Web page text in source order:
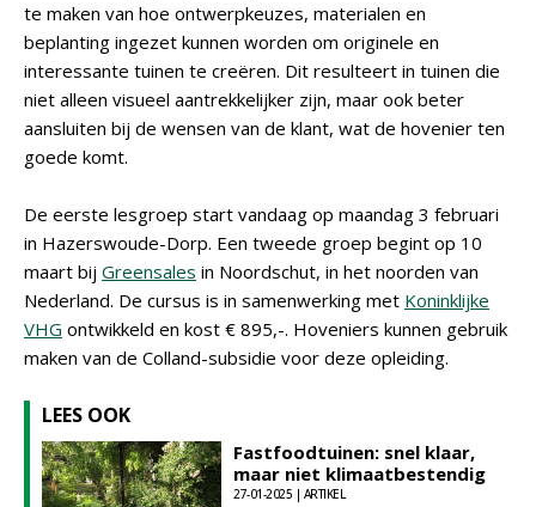
te maken van hoe ontwerpkeuzes, materialen en
beplanting ingezet kunnen worden om originele en
interessante tuinen te creëren. Dit resulteert in tuinen die
niet alleen visueel aantrekkelijker zijn, maar ook beter
aansluiten bij de wensen van de klant, wat de hovenier ten
goede komt.
De eerste lesgroep start vandaag op maandag 3 februari
in Hazerswoude-Dorp. Een tweede groep begint op 10
maart bij Greensales in Noordschut, in het noorden van
Nederland. De cursus is in samenwerking met Koninklijke
VHG ontwikkeld en kost € 895,-. Hoveniers kunnen gebruik
maken van de Colland-subsidie voor deze opleiding.
LEES OOK
Fastfoodtuinen: snel klaar,
maar niet klimaatbestendig
27-01-2025 | ARTIKEL